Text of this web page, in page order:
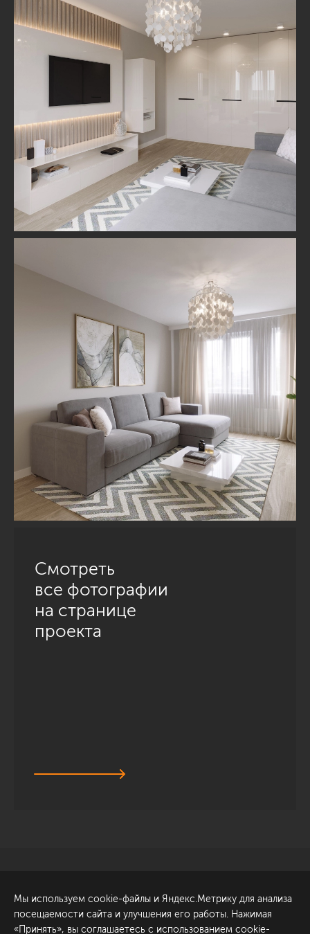
Смотреть
все фотографии
на странице
проекта
Обсудить проект
ул. Академика Павлова, 6
к1
Мы используем cookie-файлы и Яндекс.Метрику для анализа
посещаемости сайта и улучшения его работы. Нажимая
«Принять», вы соглашаетесь с использованием cookie-